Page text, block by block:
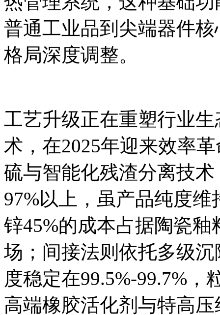
普通工业品到尖端器件
格局深度调整。
工艺升级正在重塑行业
术，在2025年迎来效率
硫与智能化残渣分离技
97%以上，虽产品纯度维
锌45%的成本占据陶瓷
场；间接法则依托多级
度稳定在99.5%-99.7%，
高端橡胶活化剂与特高